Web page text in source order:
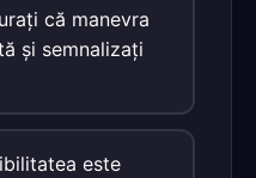
că manevra
şi semnalizaţi
este